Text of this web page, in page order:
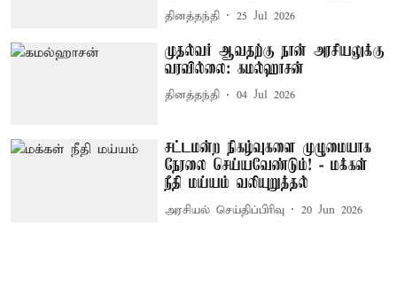
தினத்தந்தி 25 Jul 2026
முதல்வர் ஆவதற்கு நான் அரசியலுக்கு
வரவில்லை: கமல்ஹாசன்
தினத்தந்தி 04 Jul 2026
சட்டமன்ற நிகழ்வுகளை முழுமையாக
நேரலை செய்யவேண்டும்! - மக்கள்
நீதி மய்யம் வலியுறுத்தல்
அரசியல் செய்திப்பிரிவு 20 Jun 2026